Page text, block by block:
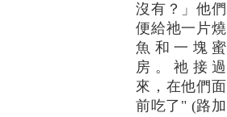
沒有？」他們
便給祂一片燒
魚和一塊蜜
房。祂接過
來，在他們面
前吃了" (路加